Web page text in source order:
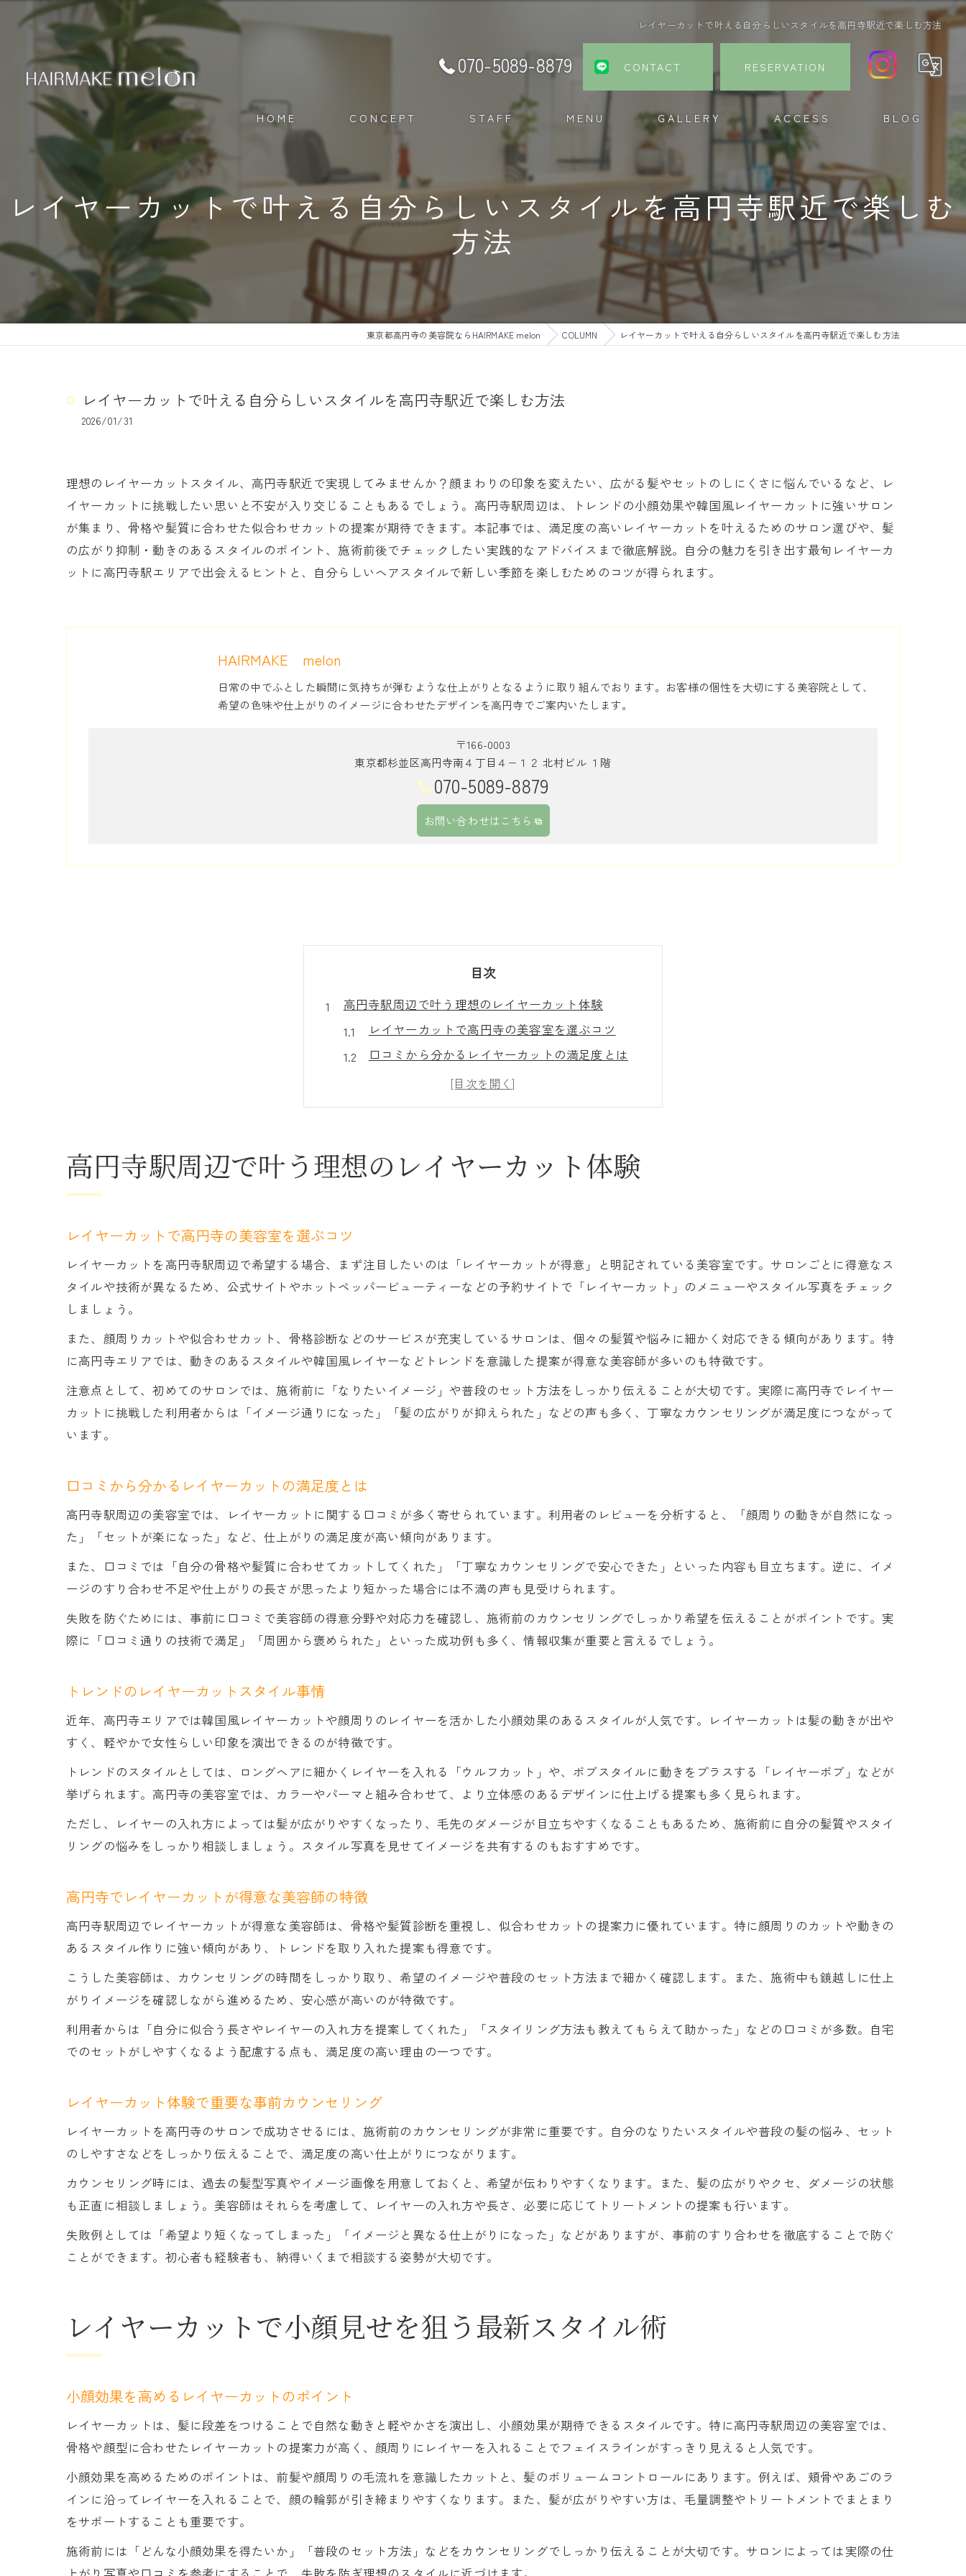
レイヤーカットで叶える自分らしいスタイルを高円寺駅近で楽しむ方法
070-5089-8879 CONTACT RESERVATION
HOME CONCEPT STAFF MENU GALLERY ACCESS BLOG
レイヤーカットで叶える自分らしいスタイルを高円寺駅近で楽しむ
方法
東京都高円寺の美容院ならHAIRMAKE melon COLUMN レイヤーカットで叶える自分らしいスタイルを高円寺駅近で楽しむ方法
レイヤーカットで叶える自分らしいスタイルを高円寺駅近で楽しむ方法
2026/01/31
理想のレイヤーカットスタイル、高円寺駅近で実現してみませんか？顔まわりの印象を変えたい、広がる髪やセットのしにくさに悩んでいるなど、レ
イヤーカットに挑戦したい思いと不安が入り交じることもあるでしょう。高円寺駅周辺は、トレンドの小顔効果や韓国風レイヤーカットに強いサロン
が集まり、骨格や髪質に合わせた似合わせカットの提案が期待できます。本記事では、満足度の高いレイヤーカットを叶えるためのサロン選びや、髪
の広がり抑制・動きのあるスタイルのポイント、施術前後でチェックしたい実践的なアドバイスまで徹底解説。自分の魅力を引き出す最旬レイヤーカ
ットに高円寺駅エリアで出会えるヒントと、自分らしいヘアスタイルで新しい季節を楽しむためのコツが得られます。
HAIRMAKE melon
日常の中でふとした瞬間に気持ちが弾むような仕上がりとなるように取り組んでおります。お客様の個性を大切にする美容院として、
希望の色味や仕上がりのイメージに合わせたデザインを高円寺でご案内いたします。
〒166-0003
東京都杉並区高円寺南４丁目４−１２ 北村ビル １階
070-5089-8879
お問い合わせはこちら
目次
高円寺駅周辺で叶う理想のレイヤーカット体験
レイヤーカットで高円寺の美容室を選ぶコツ
口コミから分かるレイヤーカットの満足度とは
トレンドのレイヤーカットスタイル事情
高円寺でレイヤーカットが得意な美容師の特徴
レイヤーカットで小顔見せを狙う最新スタイル術
小顔効果を高めるレイヤーカットのポイント
骨格診断を活かしたレイヤーカットの選び方
20代女性向け最新レイヤーカットスタイル
レイヤーカットで似合わせを叶える秘訣
髪質や骨格別のレイヤーカット提案方法
似合わせカットとレイヤーカットの違いに注目
高円寺で人気の似合わせレイヤーカットとは
高円寺で叶える軽やかなレイヤースタイル
巻き髪とレイヤーカットの相性を活かす方法
広がりやすい髪でも動きを楽しむテクニック
長さを活かした韓国風レイヤーカットの魅力
スタイリング悩みも解消するレイヤーカットの具体策
毎朝ラクになるレイヤーカットのスタイリング法
レイヤーカットでスタイリング剤を選ぶコツ
クセ毛や多毛でも安心のレイヤーカット活用法
レイヤーカットの欠点と解決アイデア集
高円寺駅周辺で叶う理想のレイヤーカット体験
レイヤーカットで高円寺の美容室を選ぶコツ
レイヤーカットを高円寺駅周辺で希望する場合、まず注目したいのは「レイヤーカットが得意」と明記されている美容室です。サロンごとに得意なス
タイルや技術が異なるため、公式サイトやホットペッパービューティーなどの予約サイトで「レイヤーカット」のメニューやスタイル写真をチェック
しましょう。
また、顔周りカットや似合わせカット、骨格診断などのサービスが充実しているサロンは、個々の髪質や悩みに細かく対応できる傾向があります。特
に高円寺エリアでは、動きのあるスタイルや韓国風レイヤーなどトレンドを意識した提案が得意な美容師が多いのも特徴です。
注意点として、初めてのサロンでは、施術前に「なりたいイメージ」や普段のセット方法をしっかり伝えることが大切です。実際に高円寺でレイヤー
カットに挑戦した利用者からは「イメージ通りになった」「髪の広がりが抑えられた」などの声も多く、丁寧なカウンセリングが満足度につながって
います。
口コミから分かるレイヤーカットの満足度とは
高円寺駅周辺の美容室では、レイヤーカットに関する口コミが多く寄せられています。利用者のレビューを分析すると、「顔周りの動きが自然になっ
た」「セットが楽になった」など、仕上がりの満足度が高い傾向があります。
また、口コミでは「自分の骨格や髪質に合わせてカットしてくれた」「丁寧なカウンセリングで安心できた」といった内容も目立ちます。逆に、イメ
ージのすり合わせ不足や仕上がりの長さが思ったより短かった場合には不満の声も見受けられます。
失敗を防ぐためには、事前に口コミで美容師の得意分野や対応力を確認し、施術前のカウンセリングでしっかり希望を伝えることがポイントです。実
際に「口コミ通りの技術で満足」「周囲から褒められた」といった成功例も多く、情報収集が重要と言えるでしょう。
トレンドのレイヤーカットスタイル事情
近年、高円寺エリアでは韓国風レイヤーカットや顔周りのレイヤーを活かした小顔効果のあるスタイルが人気です。レイヤーカットは髪の動きが出や
すく、軽やかで女性らしい印象を演出できるのが特徴です。
トレンドのスタイルとしては、ロングヘアに細かくレイヤーを入れる「ウルフカット」や、ボブスタイルに動きをプラスする「レイヤーボブ」などが
挙げられます。高円寺の美容室では、カラーやパーマと組み合わせて、より立体感のあるデザインに仕上げる提案も多く見られます。
ただし、レイヤーの入れ方によっては髪が広がりやすくなったり、毛先のダメージが目立ちやすくなることもあるため、施術前に自分の髪質やスタイ
リングの悩みをしっかり相談しましょう。スタイル写真を見せてイメージを共有するのもおすすめです。
高円寺でレイヤーカットが得意な美容師の特徴
高円寺駅周辺でレイヤーカットが得意な美容師は、骨格や髪質診断を重視し、似合わせカットの提案力に優れています。特に顔周りのカットや動きの
あるスタイル作りに強い傾向があり、トレンドを取り入れた提案も得意です。
こうした美容師は、カウンセリングの時間をしっかり取り、希望のイメージや普段のセット方法まで細かく確認します。また、施術中も鏡越しに仕上
がりイメージを確認しながら進めるため、安心感が高いのが特徴です。
利用者からは「自分に似合う長さやレイヤーの入れ方を提案してくれた」「スタイリング方法も教えてもらえて助かった」などの口コミが多数。自宅
でのセットがしやすくなるよう配慮する点も、満足度の高い理由の一つです。
レイヤーカット体験で重要な事前カウンセリング
レイヤーカットを高円寺のサロンで成功させるには、施術前のカウンセリングが非常に重要です。自分のなりたいスタイルや普段の髪の悩み、セット
のしやすさなどをしっかり伝えることで、満足度の高い仕上がりにつながります。
カウンセリング時には、過去の髪型写真やイメージ画像を用意しておくと、希望が伝わりやすくなります。また、髪の広がりやクセ、ダメージの状態
も正直に相談しましょう。美容師はそれらを考慮して、レイヤーの入れ方や長さ、必要に応じてトリートメントの提案も行います。
失敗例としては「希望より短くなってしまった」「イメージと異なる仕上がりになった」などがありますが、事前のすり合わせを徹底することで防ぐ
ことができます。初心者も経験者も、納得いくまで相談する姿勢が大切です。
レイヤーカットで小顔見せを狙う最新スタイル術
小顔効果を高めるレイヤーカットのポイント
レイヤーカットは、髪に段差をつけることで自然な動きと軽やかさを演出し、小顔効果が期待できるスタイルです。特に高円寺駅周辺の美容室では、
骨格や顔型に合わせたレイヤーカットの提案力が高く、顔周りにレイヤーを入れることでフェイスラインがすっきり見えると人気です。
小顔効果を高めるためのポイントは、前髪や顔周りの毛流れを意識したカットと、髪のボリュームコントロールにあります。例えば、頬骨やあごのラ
インに沿ってレイヤーを入れることで、顔の輪郭が引き締まりやすくなります。また、髪が広がりやすい方は、毛量調整やトリートメントでまとまり
をサポートすることも重要です。
施術前には「どんな小顔効果を得たいか」「普段のセット方法」などをカウンセリングでしっかり伝えることが大切です。サロンによっては実際の仕